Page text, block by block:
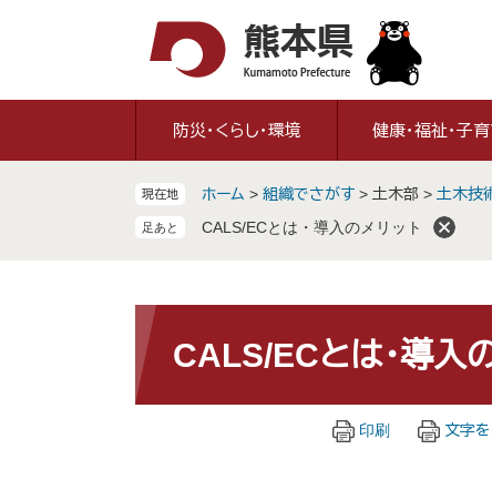
防災・くらし・環境 健康・福祉・子
現在地 ホーム > 組織でさがす > 土木部 > 土木技
CALS/ECとは・導入のメリット
文
CALS/ECとは・導入
印刷 文字